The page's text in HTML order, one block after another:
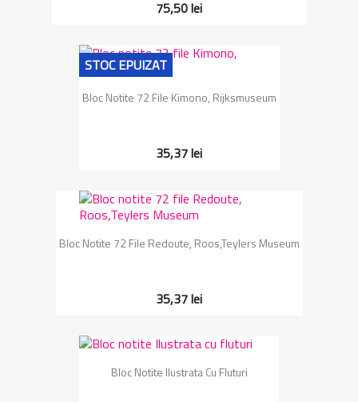
75,50 lei
Bloc Notite 72 File Kimono, Rijksmuseum
35,37 lei
STOC EPUIZAT
Bloc Notite 72 File Redoute, Roos,Teylers Museum
35,37 lei
Bloc Notite Ilustrata Cu Fluturi